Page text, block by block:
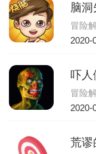
脑
冒险
2020-
冒险
2020-
荒谬